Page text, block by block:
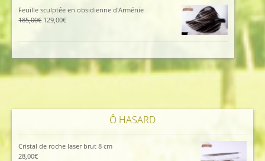
96,00€.
est :
86,00€.
Feuille sculptée en obsidienne d'Arménie
185,00€ Le
185,00€.
129,00€Le
129,00€.
Ô HASARD
Cristal de roche laser brut 8 cm
28,00€